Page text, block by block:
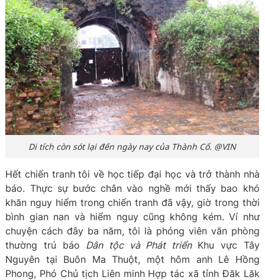
Di tích còn sót lại đến ngày nay của Thành Cổ. @VIN
Hết chiến tranh tôi về học tiếp đại học và trở thành nhà
báo. Thực sự bước chân vào nghề mới thấy bao khó
khăn nguy hiểm trong chiến tranh đã vậy, giờ trong thời
bình gian nan và hiểm nguy cũng không kém. Ví như
chuyện cách đây ba năm, tôi là phóng viên văn phòng
thường trú báo Dân tộc và Phát triểnKhu vực Tây
Nguyên tại Buôn Ma Thuột, một hôm anh Lê Hồng
Phong, Phó Chủ tịch Liên minh Hợp tác xã tỉnh Đăk Lăk